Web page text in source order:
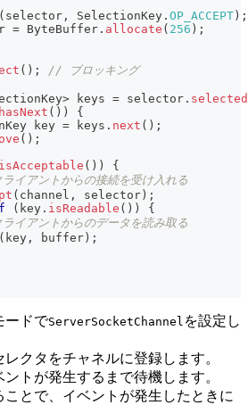
( selector , SelectionKey . OP_ACCEPT ) ;
= ByteBuffer . allocate ( 256 ) ;
( ) ; // ブロッキング
> keys = selector .
hasNext ( ) )
{
key = keys . next ( ) ;
( ) ;
isAcceptable ( ) )
{
イアントからの接続を受け入れる
( channel , selector ) ;
( key . isReadable ( ) )
{
イアントからのデータを読み取る
( key , buffer ) ;
ードでServerSocketChannel を設定し
クタをチャネルに登録します。
トが発生するまで待機します。
ことで、イベントが発生したときに